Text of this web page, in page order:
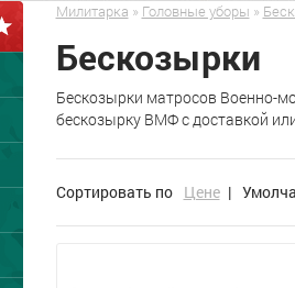
Милитарка » Головные уборы »
Бескозырки
Бескозырки матросов Военно-
бескозырку ВМФ с доставкой
Сортировать по Цене |